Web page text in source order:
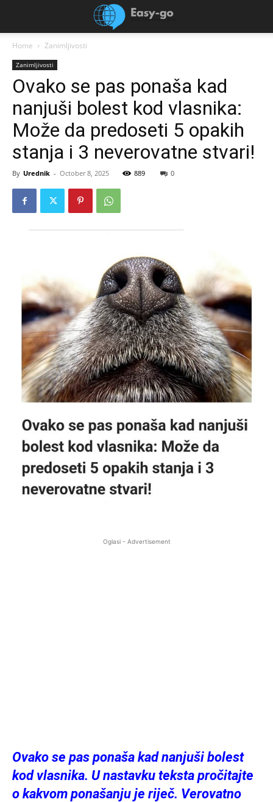
Home Zanimljivosti
Zanimljivosti
Ovako se pas ponaša kad
nanjuši bolest kod vlasnika:
Može da predoseti 5 opakih
stanja i 3 neverovatne stvari!
By Urednik - October 8, 2025 889 0
Oglasi - Advertisement
Ovako se pas ponaša kad nanjuši bolest
kod vlasnika. U nastavku teksta pročitajte
o kakvom ponašanju je riječ. Verovatno